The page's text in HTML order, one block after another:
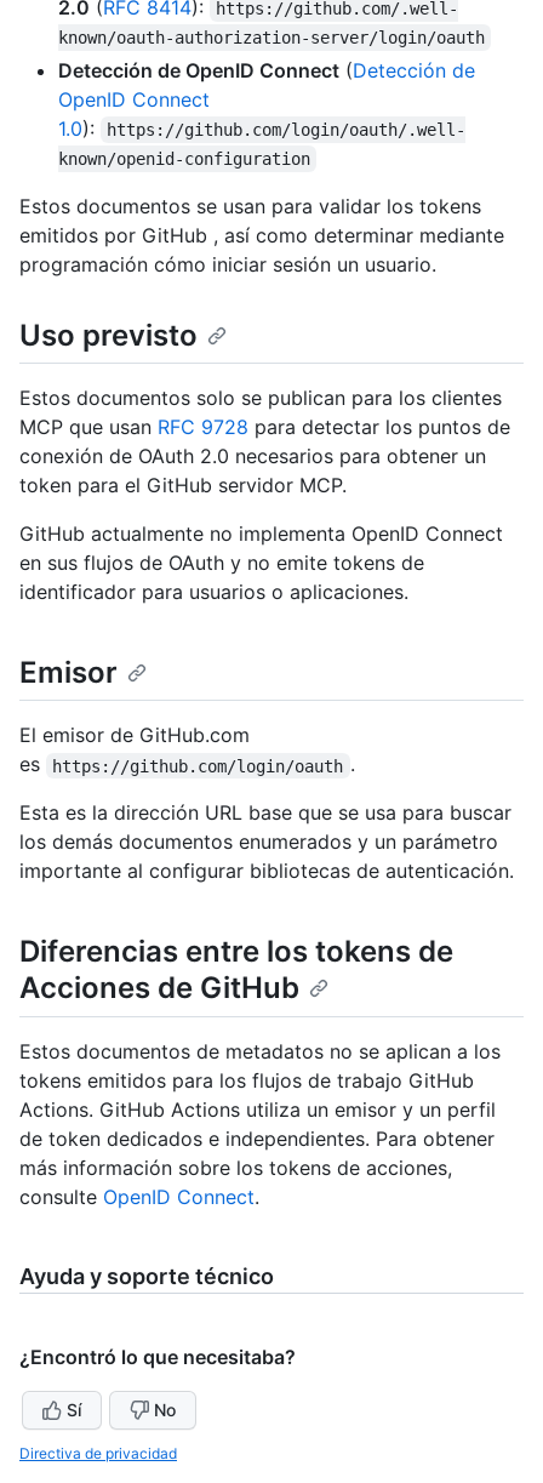
2.0 (RFC 8414):
https://github.com/.well-
known/oauth-authorization-server/login/oauth
Detección de OpenID Connect (Detección de
OpenID Connect
1.0):
https://github.com/login/oauth/.well-
known/openid-configuration
Estos documentos se usan para validar los tokens
emitidos por GitHub , así como determinar mediante
programación cómo iniciar sesión un usuario.
Uso previsto
Estos documentos solo se publican para los clientes
MCP que usan RFC 9728 para detectar los puntos de
conexión de OAuth 2.0 necesarios para obtener un
token para el GitHub servidor MCP.
GitHub actualmente no implementa OpenID Connect
en sus flujos de OAuth y no emite tokens de
identificador para usuarios o aplicaciones.
Emisor
El emisor de GitHub.com
es
https://github.com/login/oauth .
Esta es la dirección URL base que se usa para buscar
los demás documentos enumerados y un parámetro
importante al configurar bibliotecas de autenticación.
Diferencias entre los tokens de
Acciones de GitHub
Estos documentos de metadatos no se aplican a los
tokens emitidos para los flujos de trabajo GitHub
Actions. GitHub Actions utiliza un emisor y un perfil
de token dedicados e independientes. Para obtener
más información sobre los tokens de acciones,
consulte OpenID Connect.
Ayuda y soporte técnico
¿Encontró lo que necesitaba?
Sí No
Directiva de privacidad